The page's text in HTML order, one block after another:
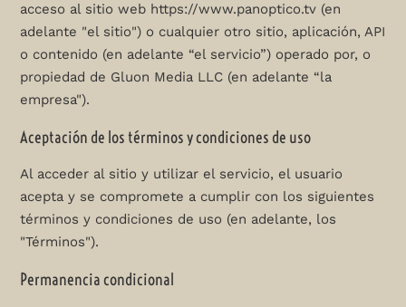
acceso al sitio web https://www.panoptico.tv (en
adelante "el sitio") o cualquier otro sitio, aplicación, API
o contenido (en adelante “el servicio”) operado por, o
propiedad de Gluon Media LLC (en adelante “la
empresa").
Aceptación de los términos y condiciones de uso
Al acceder al sitio y utilizar el servicio, el usuario
acepta y se compromete a cumplir con los siguientes
términos y condiciones de uso (en adelante, los
"Términos").
Permanencia condicional